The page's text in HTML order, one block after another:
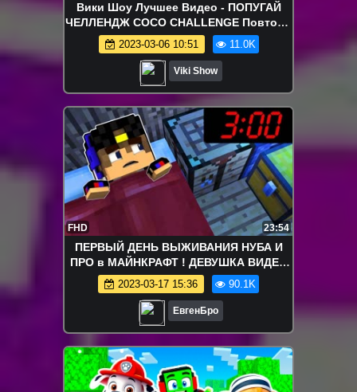
Вики Шоу Лучшее Видео - ПОПУГАЙ
ЧЕЛЛЕНДЖ COCO CHALLENGE Повтори
за Мной УГАДАЙ ЗВУКИ Животных
ОООЧЕНЬ Смешно // Вики Шоу
2023-03-06 10:51 11.0K
Viki Show
FHD 23:54
ПЕРВЫЙ ДЕНЬ ВЫЖИВАНИЯ НУБА И
ПРО в МАЙНКРАФТ ! ДЕВУШКА ВИДЕО
ТРОЛЛИНГ MINECRAFT
2023-03-17 15:36 90.1K
ЕвгенБро